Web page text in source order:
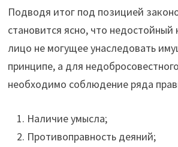
Подводя итог под позицией
становится ясно, что
лицо не могущее унаследовать
принципе, а для
необходимо соблюдение ряда
Наличие умысла;
Противоправность деяний;